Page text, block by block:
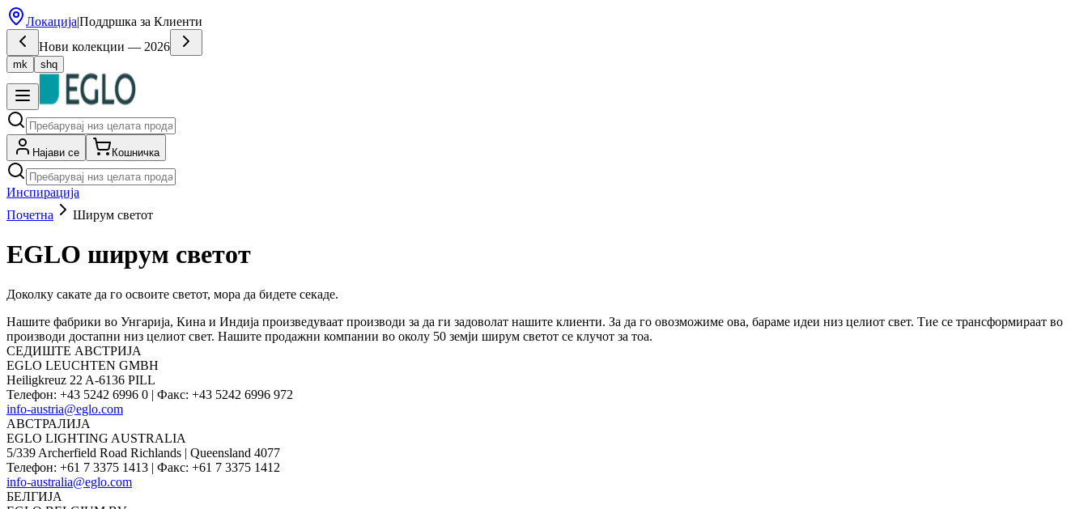
Локација|Поддршка за Клиенти
Нови колекции — 2026
mk shq
Најави се Кошничка
Инспирација
Почетна
Ширум светот
EGLO ширум светот
Доколку сакате да го освоите светот, мора да бидете секаде.
Нашите фабрики во Унгарија, Кина и Индија произведуваат производи за да ги задоволат нашите клиенти. За да го овозможиме ова, бараме идеи низ целиот свет. Тие се трансформираат во
производи достапни низ целиот свет. Нашите продажни компании во околу 50 земји ширум светот се клучот за тоа.
СЕДИШТЕ АВСТРИЈА
EGLO LEUCHTEN GMBH
Heiligkreuz 22 A-6136 PILL
Телефон: +43 5242 6996 0 | Факс: +43 5242 6996 972
info-austria@eglo.com
АВСТРАЛИЈА
EGLO LIGHTING AUSTRALIA
5/339 Archerfield Road Richlands | Queensland 4077
Телефон: +61 7 3375 1413 | Факс: +61 7 3375 1412
info-australia@eglo.com
БЕЛГИЈА